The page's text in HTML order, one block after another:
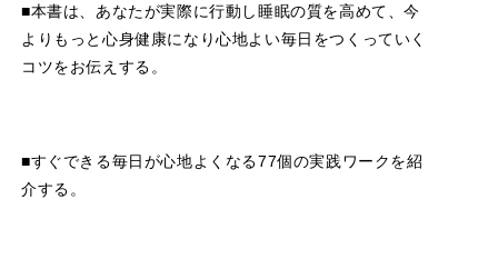
■本書は、あなたが実際に行動し睡眠の質を高めて、今
よりもっと心身健康になり心地よい毎日をつくっていく
コツをお伝えする。
■すぐできる毎日が心地よくなる77個の実践ワークを紹
介する。